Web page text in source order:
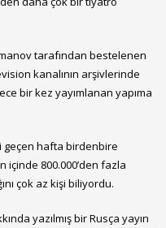
tarafından bestelenen
kanalının arşivlerinde
bir kez yayımlanan yapıma
geçen hafta birdenbire
içinde 800.000’den fazla
çok az kişi biliyordu.
yazılmış bir Rusça yayın